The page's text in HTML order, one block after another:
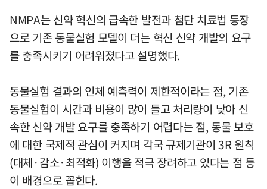
NMPA는 신약 혁신의 급속한 발전과 첨단 치료법 등장
으로 기존 동물실험 모델이 더는 혁신 신약 개발의 요구
를 충족시키기 어려워졌다고 설명했다.
동물실험 결과의 인체 예측력이 제한적이라는 점, 기존
동물실험이 시간과 비용이 많이 들고 처리량이 낮아 신
속한 신약 개발 요구를 충족하기 어렵다는 점, 동물 보호
에 대한 국제적 관심이 커지며 각국 규제기관이 3R 원칙
(대체·감소·최적화) 이행을 적극 장려하고 있다는 점 등
이 배경으로 꼽힌다.